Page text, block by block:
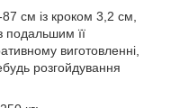
см із кроком 3,2 см,
подальшим її
виготовленні,
розгойдування